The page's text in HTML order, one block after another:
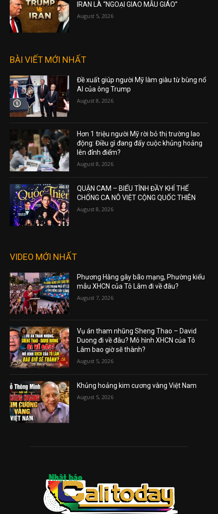
IRAN LÀ “NGOẠI GIAO MẪU GIÁO”
August 5, 2026
BÀI VIẾT MỚI NHẤT
Đề xuất giúp người Mỹ làm giàu từ bùng nổ
AI của ông Trump
August 8, 2026
Hơn 1 triệu người Mỹ rời bỏ thị trường lao
động: Điều gì đang đẩy cuộc khủng hoảng
lên đỉnh điểm?
August 8, 2026
QUẬN CAM – BIỂU TÌNH ĐẦY KHÍ THẾ
CHỐNG CA NÔ VIỆT CỘNG QUỐC THIÊN
August 8, 2026
VIDEO MỚI NHẤT
Phương Hằng gây bão mạng, Phường kiểu
mẫu XHCN của Tô Lâm đi về đâu?
August 7, 2026
Vụ án tham nhũng Sheng Thao – David
Duong đi về đâu? Mô hình XHCN của Tô
Lâm bao giờ sẽ thành?
August 5, 2026
Khủng hoảng kim cương vàng Việt Nam
August 5, 2026